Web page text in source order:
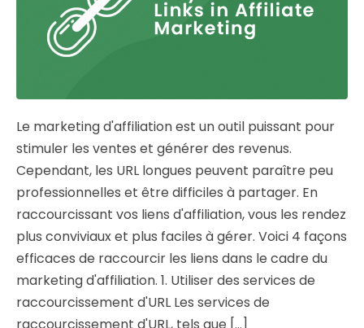
Le marketing d'affiliation est un outil puissant pour
stimuler les ventes et générer des revenus.
Cependant, les URL longues peuvent paraître peu
professionnelles et être difficiles à partager. En
raccourcissant vos liens d'affiliation, vous les rendez
plus conviviaux et plus faciles à gérer. Voici 4 façons
efficaces de raccourcir les liens dans le cadre du
marketing d'affiliation. 1. Utiliser des services de
raccourcissement d'URL Les services de